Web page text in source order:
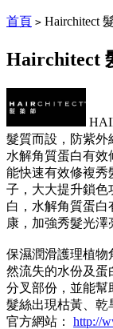
首頁 > Hairchitect
Hairchitect
髮質而設，防紫外
水解角質蛋白有
能快速有效修複秀
子，大大提升鎖色
白，水解角質蛋白
康，加強秀髮光澤
保濕潤滑護理植物
然流失的水份及蛋
分叉部份，並能幫
髮絲出現枯黃、乾
官方網站： http://